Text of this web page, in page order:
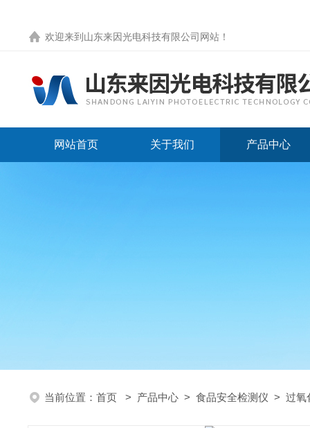
欢迎来到 山东来因光电科技有限公司网站 ！
网站首页 关于我们 产品中心
当前位置： 首页 > 产品中心 > 食品安全检测仪 > 过氧